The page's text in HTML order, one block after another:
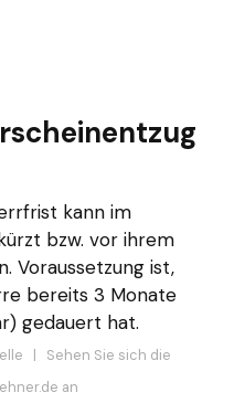
kann im
bzw. vor ihrem
Voraussetzung ist,
bereits 3 Monate
gedauert hat.
| Sehen Sie sich die
an